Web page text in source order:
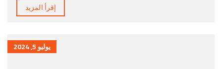
إقرأ المزيد
يوليو 5, 2024